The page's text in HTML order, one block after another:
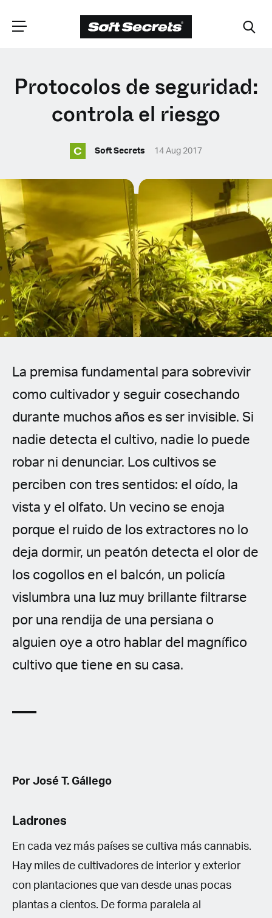
ELIGE TU
UBICACIÓN
English (United Kingdom)
English (United States)
Spanish (Spain)
Spanish (Latin America)
German
French
Italian
Polish
Protocolos de seguridad:
controla el riesgo
C Soft Secrets 14 Aug 2017
La premisa fundamental para sobrevivir
como cultivador y seguir cosechando
durante muchos años es ser invisible. Si
nadie detecta el cultivo, nadie lo puede
robar ni denunciar. Los cultivos se
perciben con tres sentidos: el oído, la
vista y el olfato. Un vecino se enoja
porque el ruido de los extractores no lo
deja dormir, un peatón detecta el olor de
los cogollos en el balcón, un policía
vislumbra una luz muy brillante filtrarse
por una rendija de una persiana o
alguien oye a otro hablar del magnífico
cultivo que tiene en su casa.
Por José T. Gállego
Ladrones
En cada vez más países se cultiva más cannabis.
Hay miles de cultivadores de interior y exterior
con plantaciones que van desde unas pocas
plantas a cientos. De forma paralela al